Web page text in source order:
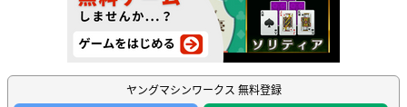
ヤングマシンワークス 無料登録